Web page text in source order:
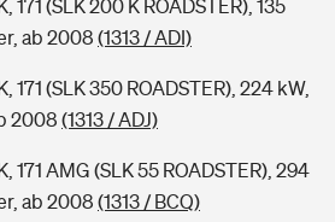
171 (SLK 200 K ROADSTER), 135
ab 2008 (1313 / ADI)
171 (SLK 350 ROADSTER), 224 kW,
2008 (1313 / ADJ)
171 AMG (SLK 55 ROADSTER), 294
ab 2008 (1313 / BCQ)